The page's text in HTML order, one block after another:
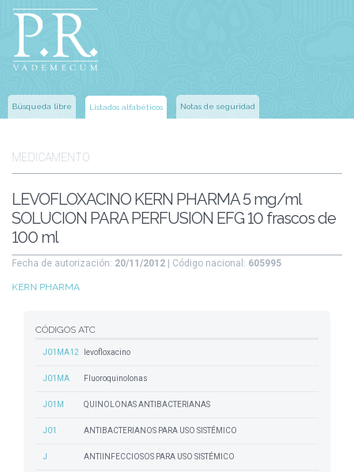
Búsqueda libre Listados alfabéticos Notas de seguridad
MEDICAMENTO
LEVOFLOXACINO KERN PHARMA 5 mg/ml
SOLUCION PARA PERFUSION EFG 10 frascos de
100 ml
Fecha de autorización: 20/11/2012 | Código nacional: 605995
KERN PHARMA
CÓDIGOS ATC
J01MA12 levofloxacino
J01MA Fluoroquinolonas
J01M QUINOLONAS ANTIBACTERIANAS
J01 ANTIBACTERIANOS PARA USO SISTÉMICO
J ANTIINFECCIOSOS PARA USO SISTÉMICO